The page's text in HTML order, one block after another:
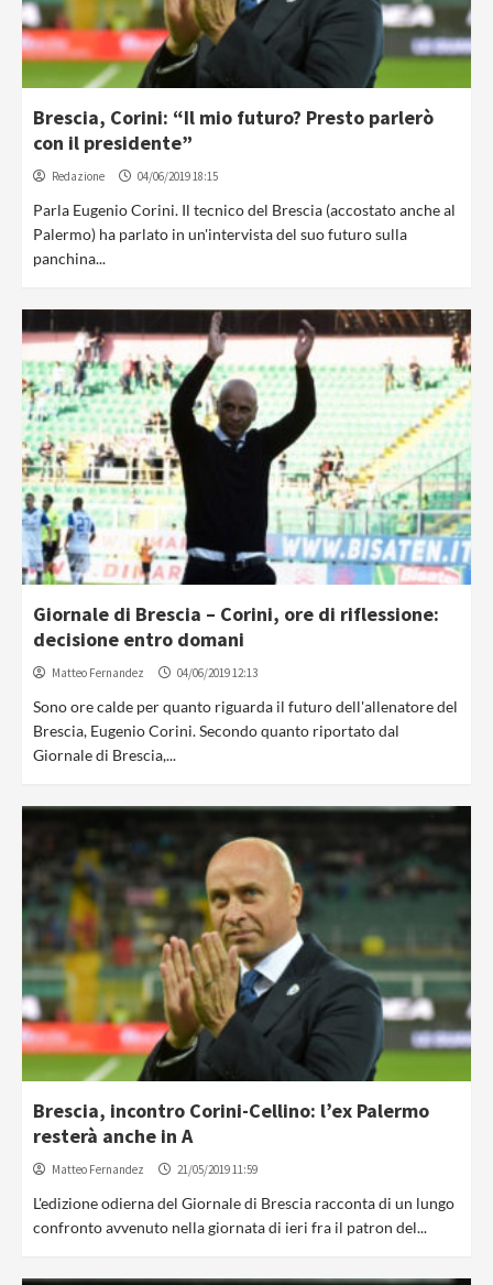
Brescia, Corini: “Il mio futuro? Presto parlerò
con il presidente”
Redazione 04/06/2019 18:15
Parla Eugenio Corini. Il tecnico del Brescia (accostato anche al
Palermo) ha parlato in un'intervista del suo futuro sulla
panchina...
Giornale di Brescia – Corini, ore di riflessione:
decisione entro domani
Matteo Fernandez 04/06/2019 12:13
Sono ore calde per quanto riguarda il futuro dell'allenatore del
Brescia, Eugenio Corini. Secondo quanto riportato dal
Giornale di Brescia,...
Brescia, incontro Corini-Cellino: l’ex Palermo
resterà anche in A
Matteo Fernandez 21/05/2019 11:59
L'edizione odierna del Giornale di Brescia racconta di un lungo
confronto avvenuto nella giornata di ieri fra il patron del...